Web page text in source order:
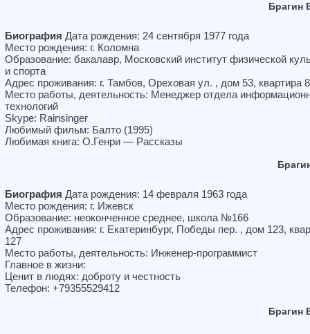
Брагин
Биография Дата рождения: 24 сентября 1977 года
Место рождения: г. Коломна
Образование: бакалавр, Московский институт физической
и спорта
Адрес проживания: г. Тамбов, Ореховая ул. , дом 53, квартира
Место работы, деятельность: Менеджер отдела
технологий
Skype: Rainsinger
Любимый фильм: Балто (1995)
Любимая книга: О.Генри — Рассказы
Биография Дата рождения: 14 февраля 1963 года
Место рождения: г. Ижевск
Образование: неоконченное среднее, школа №166
Адрес проживания: г. Екатеринбург, Победы пер. , дом 123,
127
Место работы, деятельность: Инженер-программист
Главное в жизни:
Ценит в людях: доброту и честность
Телефон: +79355529412
Брагин